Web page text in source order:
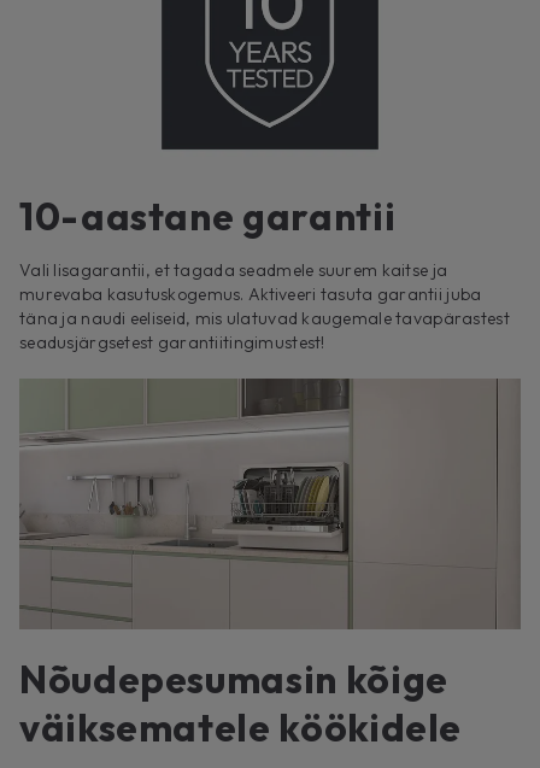
10-aastane garantii
Vali lisagarantii, et tagada seadmele suurem kaitse ja
murevaba kasutuskogemus. Aktiveeri tasuta garantii juba
täna ja naudi eeliseid, mis ulatuvad kaugemale tavapärastest
seadusjärgsetest garantiitingimustest!
Nõudepesumasin kõige
väiksematele köökidele